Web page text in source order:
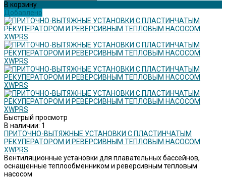
В корзину
Добавлено
Быстрый просмотр
В наличии: 1
ПРИТОЧНО-ВЫТЯЖНЫЕ УСТАНОВКИ С ПЛАСТИНЧАТЫМ
РЕКУПЕРАТОРОМ И РЕВЕРСИВНЫМ ТЕПЛОВЫМ НАСОСОМ
XWPRS
Вентиляционные установки для плавательных бассейнов,
оснащенные теплообменником и реверсивным тепловым
насосом